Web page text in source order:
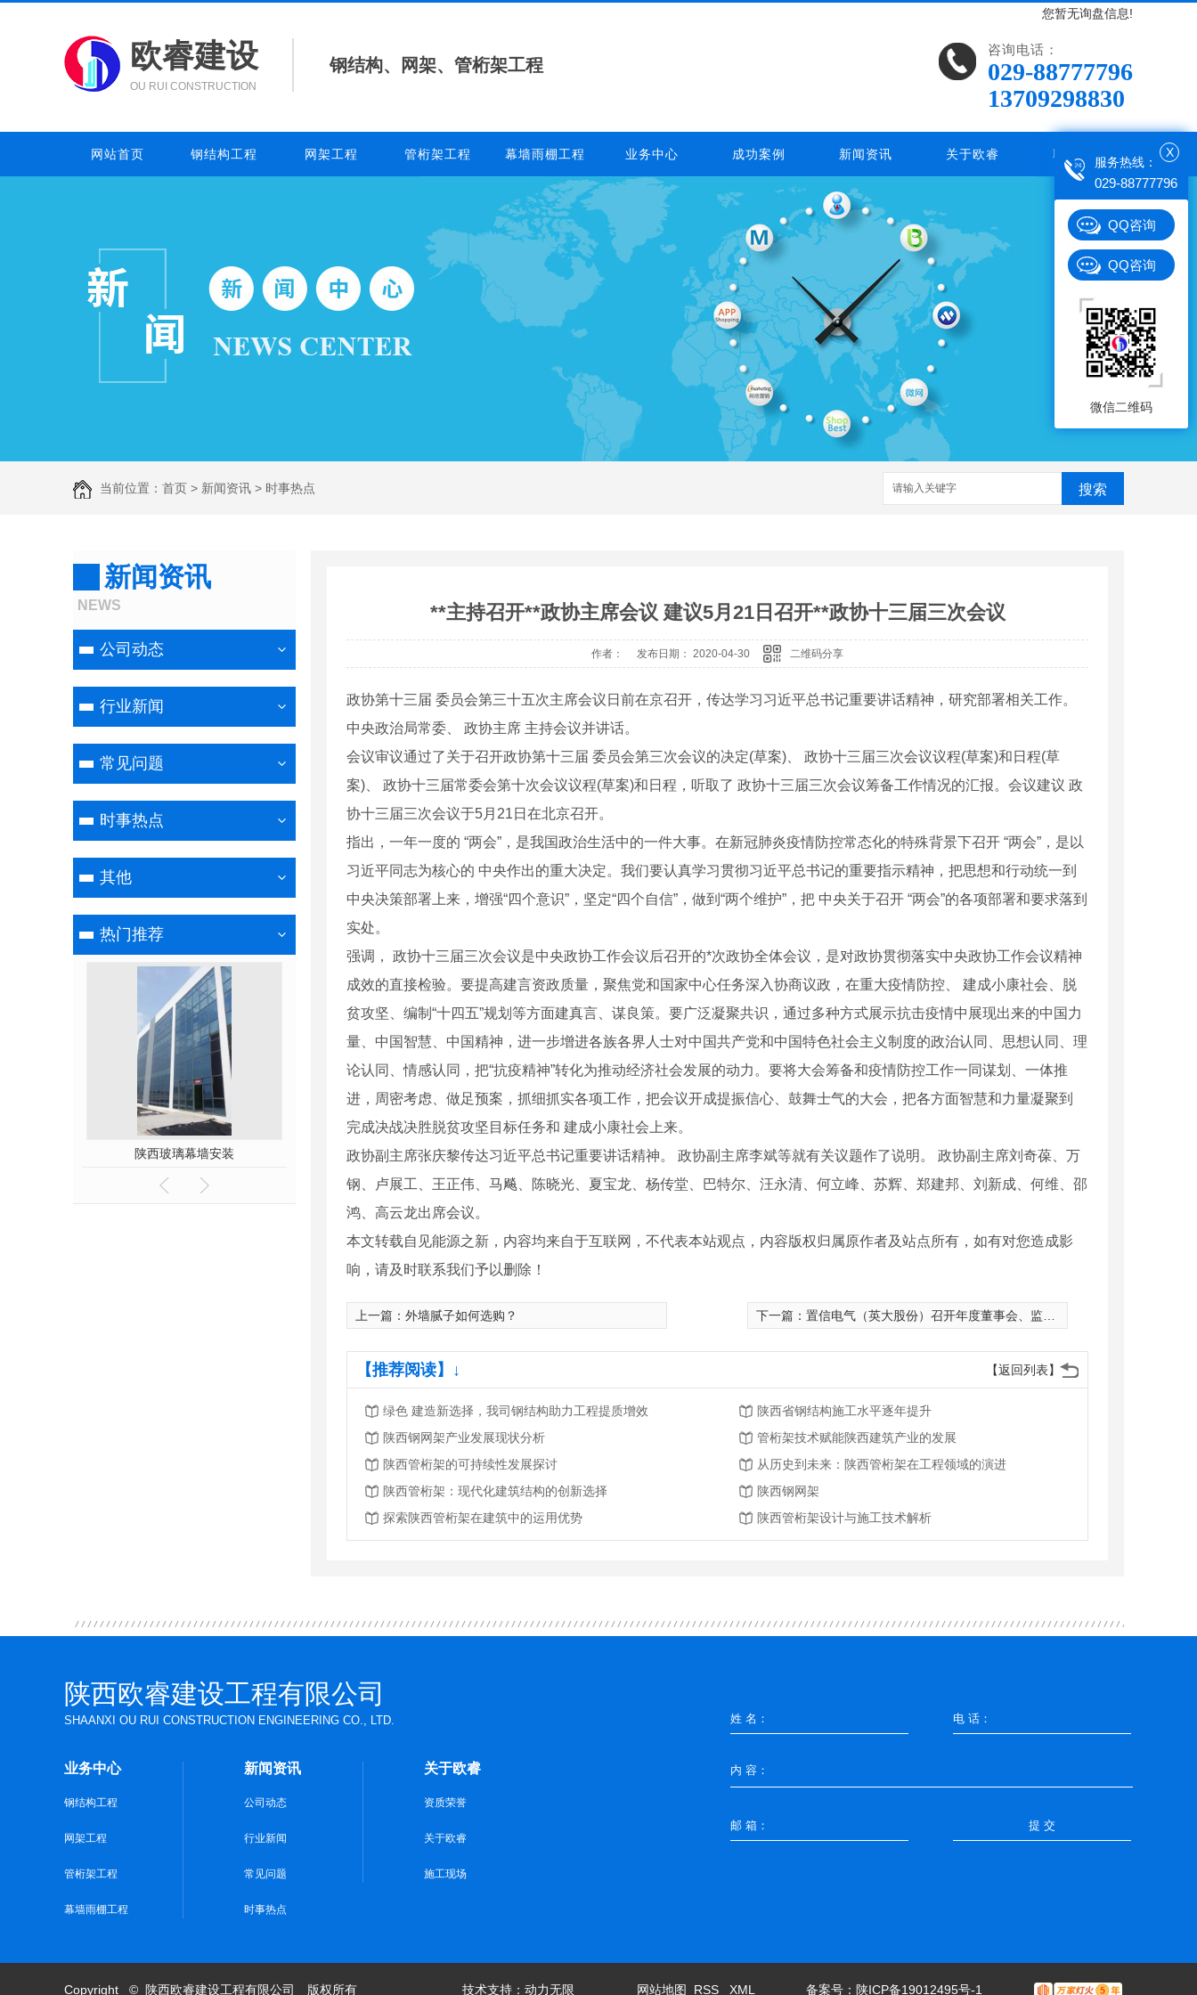
欧睿建设
OU RUI CONSTRUCTION
钢结构、网架、管桁架工程
咨询电话：
029-88777796
13709298830
您暂无询盘信息!
网站首页 钢结构工程 网架工程 管桁架工程 幕墙雨棚工程 业务中心 成功案例 新闻资讯 关于欧睿 联系欧睿
当前位置： 首页 > 新闻资讯 > 时事热点 搜索
新闻资讯
NEWS
公司动态
行业新闻
常见问题
时事热点
其他
热门推荐
陕西玻璃幕墙安装 陕西管桁架工程施工 西安管桁架工程
**主持召开**政协主席会议 建议5月21日召开**政协十三届三次会议
作者： 发布日期： 2020-04-30 二维码分享
政协第十三届 委员会第三十五次主席会议日前在京召开，传达学习习近平总书记重要讲话精神，研究部署相关工作。
中央政治局常委、 政协主席 主持会议并讲话。
会议审议通过了关于召开政协第十三届 委员会第三次会议的决定(草案)、 政协十三届三次会议议程(草案)和日程(草
案)、 政协十三届常委会第十次会议议程(草案)和日程，听取了 政协十三届三次会议筹备工作情况的汇报。会议建议 政
协十三届三次会议于5月21日在北京召开。
指出，一年一度的 “两会”，是我国政治生活中的一件大事。在新冠肺炎疫情防控常态化的特殊背景下召开 “两会”，是以
习近平同志为核心的 中央作出的重大决定。我们要认真学习贯彻习近平总书记的重要指示精神，把思想和行动统一到
中央决策部署上来，增强“四个意识”，坚定“四个自信”，做到“两个维护”，把 中央关于召开 “两会”的各项部署和要求落到
实处。
强调， 政协十三届三次会议是中央政协工作会议后召开的*次政协全体会议，是对政协贯彻落实中央政协工作会议精神
成效的直接检验。要提高建言资政质量，聚焦党和国家中心任务深入协商议政，在重大疫情防控、 建成小康社会、脱
贫攻坚、编制“十四五”规划等方面建真言、谋良策。要广泛凝聚共识，通过多种方式展示抗击疫情中展现出来的中国力
量、中国智慧、中国精神，进一步增进各族各界人士对中国共产党和中国特色社会主义制度的政治认同、思想认同、理
论认同、情感认同，把“抗疫精神”转化为推动经济社会发展的动力。要将大会筹备和疫情防控工作一同谋划、一体推
进，周密考虑、做足预案，抓细抓实各项工作，把会议开成提振信心、鼓舞士气的大会，把各方面智慧和力量凝聚到
完成决战决胜脱贫攻坚目标任务和 建成小康社会上来。
政协副主席张庆黎传达习近平总书记重要讲话精神。 政协副主席李斌等就有关议题作了说明。 政协副主席刘奇葆、万
钢、卢展工、王正伟、马飚、陈晓光、夏宝龙、杨传堂、巴特尔、汪永清、何立峰、苏辉、郑建邦、刘新成、何维、邵
鸿、高云龙出席会议。
本文转载自见能源之新，内容均来自于互联网，不代表本站观点，内容版权归属原作者及站点所有，如有对您造成影
响，请及时联系我们予以删除！
上一篇： 外墙腻子如何选购？ 下一篇： 置信电气（英大股份）召开年度董事会、监事会
【返回列表】
【推荐阅读】↓
绿色 建造新选择，我司钢结构助力工程提质增效
陕西省钢结构施工水平逐年提升
陕西钢网架产业发展现状分析
管桁架技术赋能陕西建筑产业的发展
陕西管桁架的可持续性发展探讨
从历史到未来：陕西管桁架在工程领域的演进
陕西管桁架：现代化建筑结构的创新选择
陕西钢网架
探索陕西管桁架在建筑中的运用优势
陕西管桁架设计与施工技术解析
陕西欧睿建设工程有限公司
SHAANXI OU RUI CONSTRUCTION ENGINEERING CO., LTD.
业务中心
钢结构工程
网架工程
管桁架工程
幕墙雨棚工程
新闻资讯
公司动态
行业新闻
常见问题
时事热点
关于欧睿
资质荣誉
关于欧睿
施工现场
提 交
Copyright © 陕西欧睿建设工程有限公司 版权所有 技术支持： 动力无限 网站地图 RSS XML 备案号： 陕ICP备19012495号-1
X
服务热线：
029-88777796
QQ咨询
QQ咨询
微信二维码